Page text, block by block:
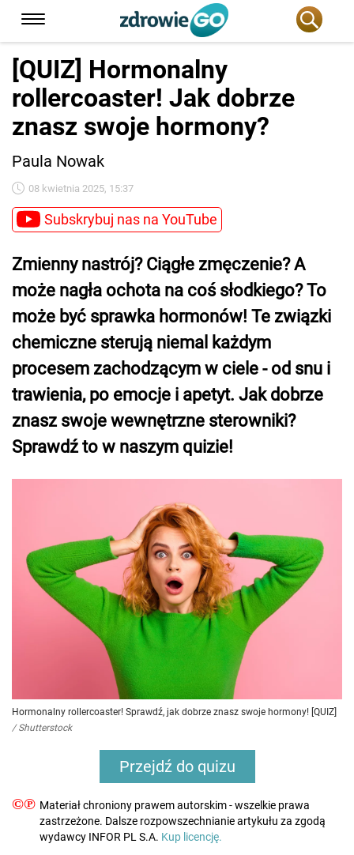
[QUIZ] Hormonalny
rollercoaster! Jak dobrze
znasz swoje hormony?
Paula Nowak
08 kwietnia 2025, 15:37
Subskrybuj nas na YouTube
Zmienny nastrój? Ciągłe zmęczenie? A
może nagła ochota na coś słodkiego? To
może być sprawka hormonów! Te związki
chemiczne sterują niemal każdym
procesem zachodzącym w ciele - od snu i
trawienia, po emocje i apetyt. Jak dobrze
znasz swoje wewnętrzne sterowniki?
Sprawdź to w naszym quizie!
Hormonalny rollercoaster! Sprawdź, jak dobrze znasz swoje hormony! [QUIZ]
/ Shutterstock
Przejdź do quizu
©℗ Materiał chroniony prawem autorskim - wszelkie prawa
zastrzeżone. Dalsze rozpowszechnianie artykułu za zgodą
wydawcy INFOR PL S.A. Kup licencję.